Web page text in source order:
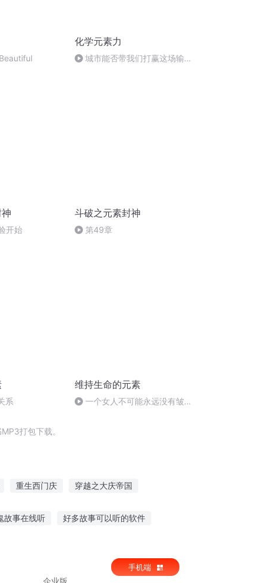
化学元素力
城市能否带我们打赢这场输不
开始
斗破之元素封神
第49章
系
维持生命的元素
一个女人不可能永远没有皱
打包下载。
重生西门庆 穿越之大庆帝国
故事在线听 好多故事可以听的软件
企业版
手机端